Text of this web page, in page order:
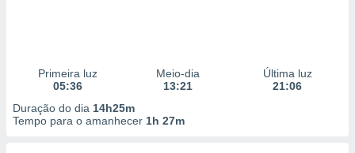
Primeira luz
05:36
Meio-dia
13:21
Última luz
21:06
Duração do dia 14h25m
Tempo para o amanhecer 1h 27m